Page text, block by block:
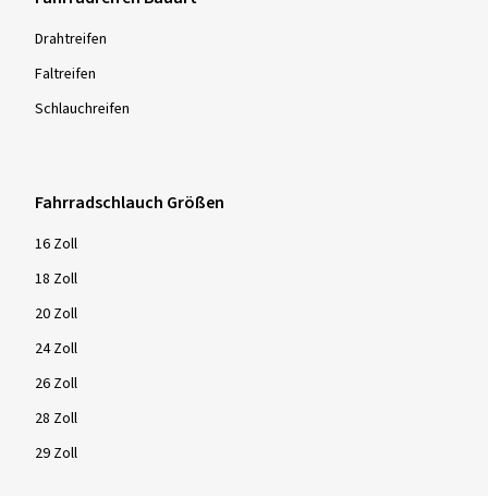
Drahtreifen
Faltreifen
Schlauchreifen
Fahrradschlauch Größen
16 Zoll
18 Zoll
20 Zoll
24 Zoll
26 Zoll
28 Zoll
29 Zoll